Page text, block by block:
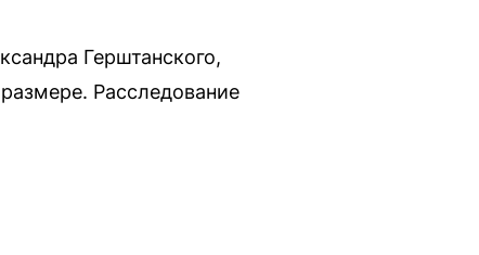
Герштанского,
Расследование